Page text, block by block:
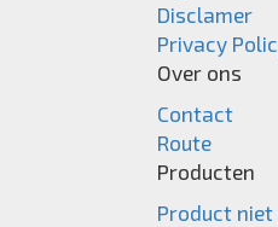
Disclamer
Privacy
Over ons
Contact
Route
Producten
Product niet